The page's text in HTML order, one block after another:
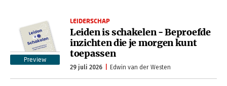
Preview
LEIDERSCHAP
Leiden is schakelen - Beproefde
inzichten die je morgen kunt
toepassen
29 juli 2026 Edwin van der Westen